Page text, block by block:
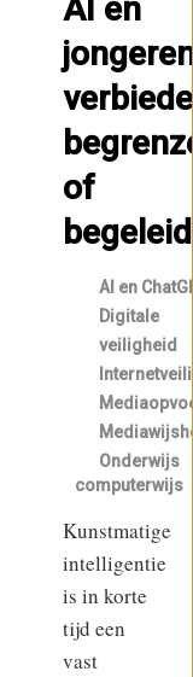
AI en
of
AI en
Digitale
veiligheid
Onderwijs
computerwijs
Kunstmatige
intelligentie
is in korte
tijd een
vast